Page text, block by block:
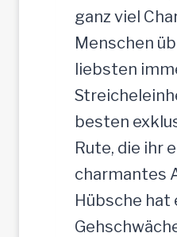
n
d
i
n
,
5
2
c
ganz viel
Menschen
liebsten
besten
Rute, die ihr
charmantes
Hübsche